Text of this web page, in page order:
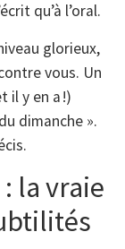
qu’à l’oral.
glorieux,
vous. Un
il y en a !)
dimanche ».
la vraie